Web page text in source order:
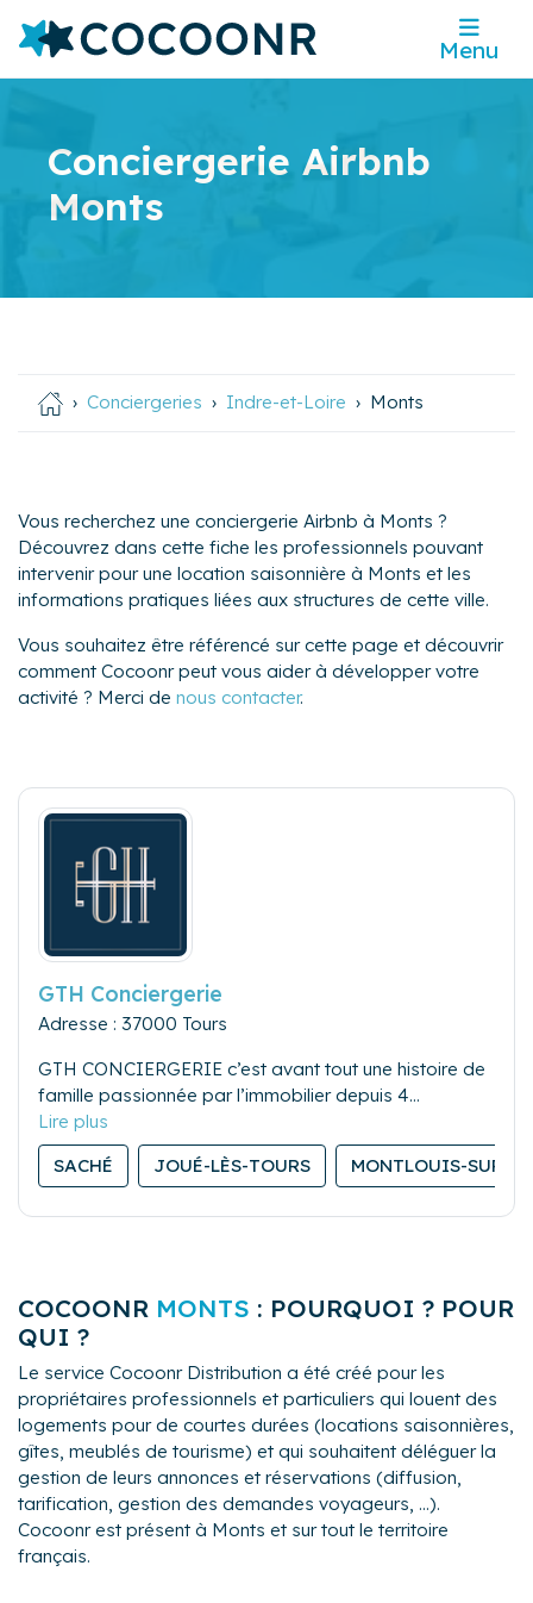
Menu
Conciergerie Airbnb
Monts
Conciergeries Indre-et-Loire Monts
Vous recherchez une conciergerie Airbnb à Monts ?
Découvrez dans cette fiche les professionnels pouvant
intervenir pour une location saisonnière à Monts et les
informations pratiques liées aux structures de cette ville.
Vous souhaitez être référencé sur cette page et découvrir
comment Cocoonr peut vous aider à développer votre
activité ? Merci de nous contacter.
GTH Conciergerie
Adresse : 37000 Tours
GTH CONCIERGERIE c’est avant tout une histoire de
famille passionnée par l’immobilier depuis 4
génération.
Après 15 ans dans le secteur de l’immobilier et la
gestion locative
la rénovation de + de 700 logements
la création d’une auto entreprise dans le secteur du
être devenu propriétaires puis ensuite investisseur
Nous avons, dans le prolongement de nos
précédentes expériences fait la création d’une
conciergerie locative et immobilière. GTH
CONCIERGERIE
Le secteur de la location saisonnière est un métier à
part entière qui ne s’improvise pas.
SACHÉ JOUÉ-LÈS-TOURS MONTLOUIS-SUR-
COCOONR MONTS : POURQUOI ? POUR
QUI ?
Le service Cocoonr Distribution a été créé pour les
propriétaires professionnels et particuliers qui louent des
logements pour de courtes durées (locations saisonnières,
gîtes, meublés de tourisme) et qui souhaitent déléguer la
gestion de leurs annonces et réservations (diffusion,
tarification, gestion des demandes voyageurs, ...).
Cocoonr est présent à Monts et sur tout le territoire
français.